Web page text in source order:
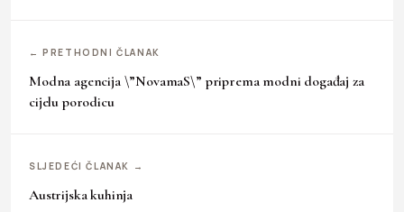
← PRETHODNI ČLANAK
Modna agencija \”NovamaS\” priprema modni događaj za
cijelu porodicu
SLJEDEĆI ČLANAK →
Austrijska kuhinja